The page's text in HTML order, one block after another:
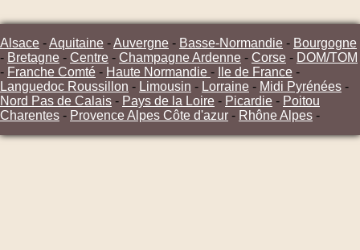
Alsace -Aquitaine -Auvergne - Basse-Normandie - Bourgogne
- Bretagne - Centre - Champagne Ardenne - Corse - DOM/TOM
- Franche Comté - Haute Normandie - Ile de France -
Languedoc Roussillon - Limousin - Lorraine - Midi Pyrénées -
Nord Pas de Calais - Pays de la Loire - Picardie - Poitou
Charentes - Provence Alpes Côte d'azur - Rhône Alpes -